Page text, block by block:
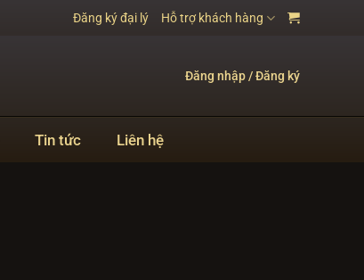
Đăng ký đại lý Hỗ trợ khách hàng
Đăng nhập / Đăng ký
Tin tức Liên hệ